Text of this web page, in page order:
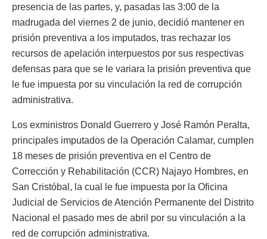
presencia de las partes, y, pasadas las 3:00 de la
madrugada del viernes 2 de junio, decidió mantener en
prisión preventiva a los imputados, tras rechazar los
recursos de apelación interpuestos por sus respectivas
defensas para que se le variara la prisión preventiva que
le fue impuesta por su vinculación la red de corrupción
administrativa.
Los exministros Donald Guerrero y José Ramón Peralta,
principales imputados de la Operación Calamar, cumplen
18 meses de prisión preventiva en el Centro de
Corrección y Rehabilitación (CCR) Najayo Hombres, en
San Cristóbal, la cual le fue impuesta por la Oficina
Judicial de Servicios de Atención Permanente del Distrito
Nacional el pasado mes de abril por su vinculación a la
red de corrupción administrativa.